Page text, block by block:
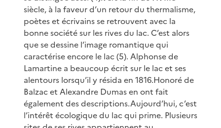
siècle, à la faveur d’un retour du thermalisme,
poètes et écrivains se retrouvent avec la
bonne société sur les rives du lac. C’est alors
que se dessine l’image romantique qui
caractérise encore le lac (5). Alphonse de
Lamartine a beaucoup écrit sur le lac et ses
alentours lorsqu’il y résida en 1816.Honoré de
Balzac et Alexandre Dumas en ont fait
également des descriptions.Aujourd’hui, c’est
l’intérêt écologique du lac qui prime. Plusieurs